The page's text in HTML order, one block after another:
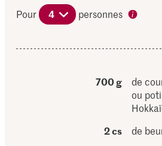
Pour 4 personnes
700 g
de
ou
2 cs
de